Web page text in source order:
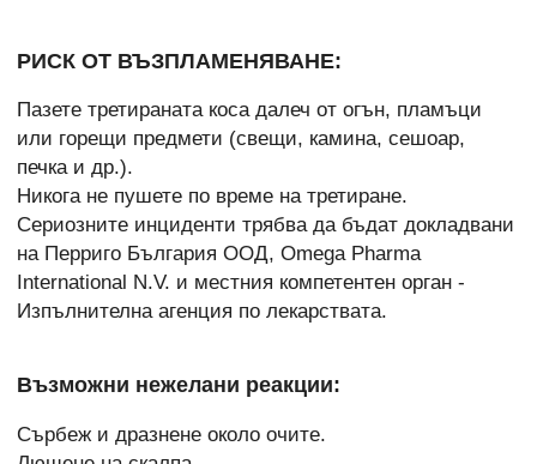
РИСК ОТ ВЪЗПЛАМЕНЯВАНЕ:
Пазете третираната коса далеч от огън, пламъци
или горещи предмети (свещи, камина, сешоар,
печка и др.).
Никога не пушете по време на третиране.
Сериозните инциденти трябва да бъдат докладвани
на Перриго България ООД, Omega Pharma
International N.V. и местния компетентен орган -
Изпълнителна агенция по лекарствата.
Възможни нежелани реакции:
Сърбеж и дразнене около очите.